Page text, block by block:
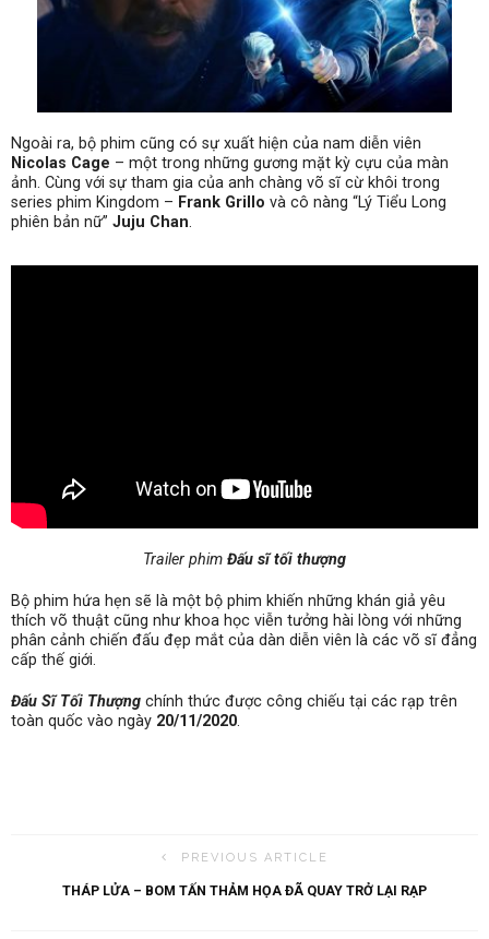
Ngoài ra, bộ phim cũng có sự xuất hiện của nam diễn viên
Nicolas Cage – một trong những gương mặt kỳ cựu của màn
ảnh. Cùng với sự tham gia của anh chàng võ sĩ cừ khôi trong
series phim Kingdom – Frank Grillo và cô nàng “Lý Tiểu Long
phiên bản nữ” Juju Chan.
Trailer phim Đấu sĩ tối thượng
Bộ phim hứa hẹn sẽ là một bộ phim khiến những khán giả yêu
thích võ thuật cũng như khoa học viễn tưởng hài lòng với những
phân cảnh chiến đấu đẹp mắt của dàn diễn viên là các võ sĩ đẳng
cấp thế giới.
Đấu Sĩ Tối Thượng chính thức được công chiếu tại các rạp trên
toàn quốc vào ngày 20/11/2020.
PREVIOUS ARTICLE
THÁP LỬA – BOM TẤN THẢM HỌA ĐÃ QUAY TRỞ LẠI RẠP